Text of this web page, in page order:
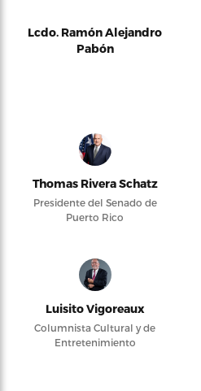
Lcdo. Ramón Alejandro
Pabón
Thomas Rivera Schatz
Presidente del Senado de
Puerto Rico
Luisito Vigoreaux
Columnista Cultural y de
Entretenimiento